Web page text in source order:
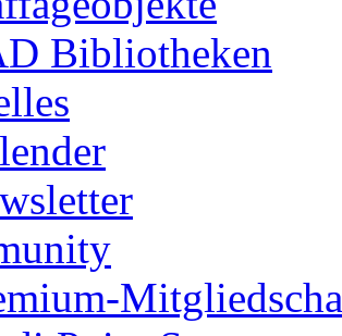
Bibliotheken